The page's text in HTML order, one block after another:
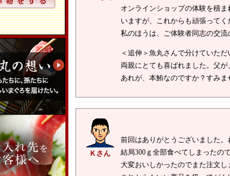
オンラインショップの体験を積
いますが、これからも頑張ってく
私のほうは、ご体験者同志の交
＜追伸＞魚丸さんで分けていた
両親にとても喜ばれました。父が
あれが、本鮪なのですか？すみ
Ｋさん
前回はありがとうございました。
結局300ｇ全部食べてしまったの
大変おいしかったのでまた注文し